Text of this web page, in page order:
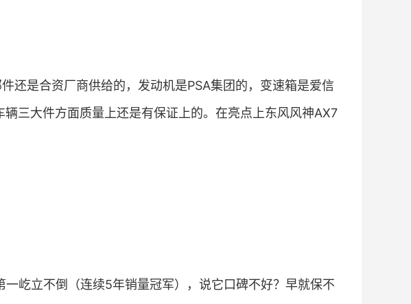
还是合资厂商供给的，发动机是PSA集团的，变速箱是爱信
三大件方面质量上还是有保证上的。在亮点上东风风神AX7
一屹立不倒（连续5年销量冠军），说它口碑不好？早就保不